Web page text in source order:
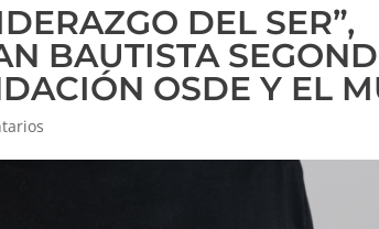
DEL SER”,
BAUTISTA
OSDE Y EL